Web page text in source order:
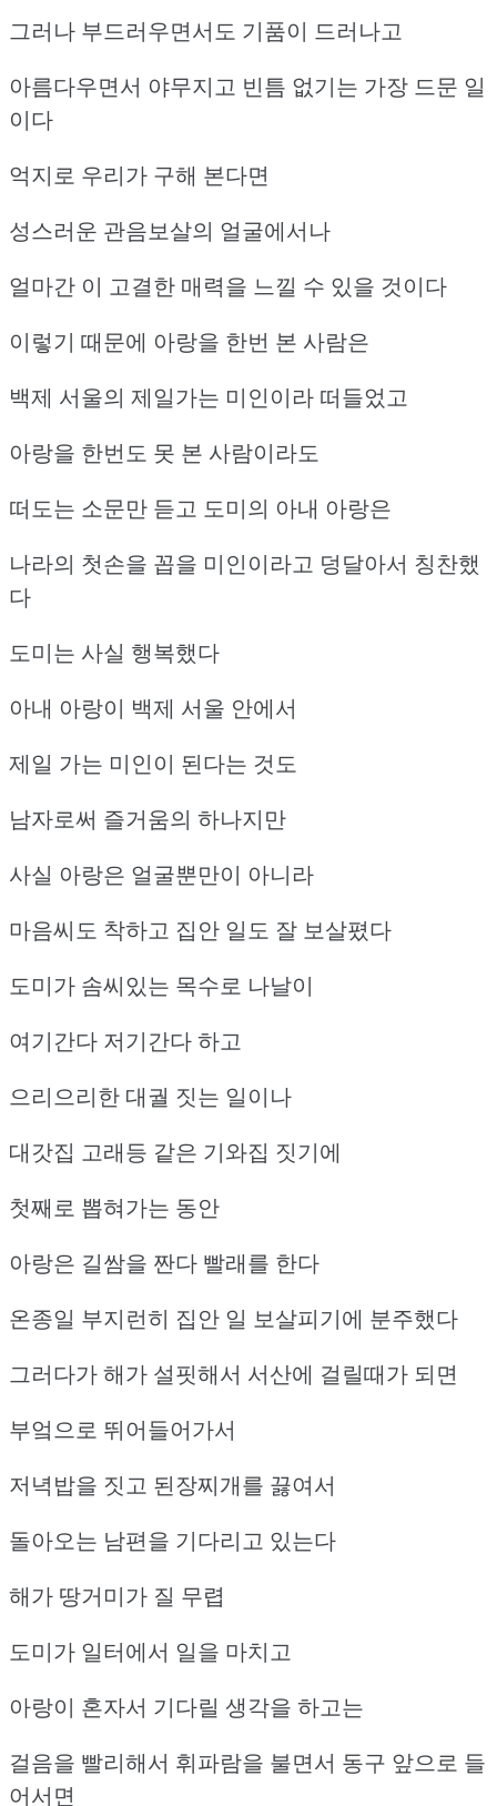
그러나 부드러우면서도 기품이 드러나고
아름다우면서 야무지고 빈틈 없기는 가장 드문 일
이다
억지로 우리가 구해 본다면
성스러운 관음보살의 얼굴에서나
얼마간 이 고결한 매력을 느낄 수 있을 것이다
이렇기 때문에 아랑을 한번 본 사람은
백제 서울의 제일가는 미인이라 떠들었고
아랑을 한번도 못 본 사람이라도
떠도는 소문만 듣고 도미의 아내 아랑은
나라의 첫손을 꼽을 미인이라고 덩달아서 칭찬했
다
도미는 사실 행복했다
아내 아랑이 백제 서울 안에서
제일 가는 미인이 된다는 것도
남자로써 즐거움의 하나지만
사실 아랑은 얼굴뿐만이 아니라
마음씨도 착하고 집안 일도 잘 보살폈다
도미가 솜씨있는 목수로 나날이
여기간다 저기간다 하고
으리으리한 대궐 짓는 일이나
대갓집 고래등 같은 기와집 짓기에
첫째로 뽑혀가는 동안
아랑은 길쌈을 짠다 빨래를 한다
온종일 부지런히 집안 일 보살피기에 분주했다
그러다가 해가 설핏해서 서산에 걸릴때가 되면
부엌으로 뛰어들어가서
저녁밥을 짓고 된장찌개를 끓여서
돌아오는 남편을 기다리고 있는다
해가 땅거미가 질 무렵
도미가 일터에서 일을 마치고
아랑이 혼자서 기다릴 생각을 하고는
걸음을 빨리해서 휘파람을 불면서 동구 앞으로 들
어서면